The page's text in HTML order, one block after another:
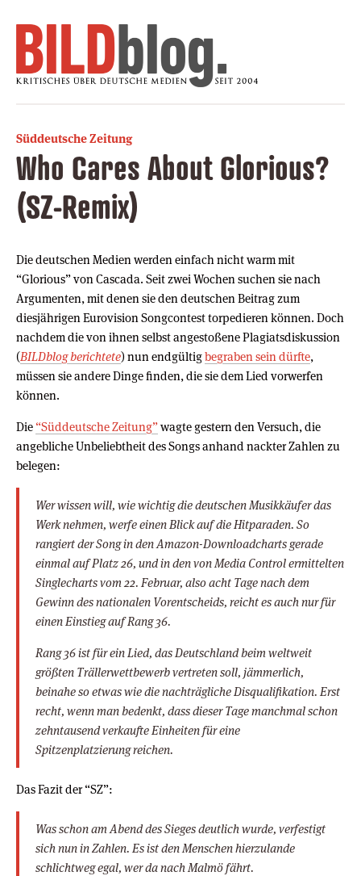
Süddeutsche Zeitung
Who Cares About Glorious?
(SZ-Remix)
Die deutschen Medien werden einfach nicht warm mit
“Glorious” von Cascada. Seit zwei Wochen suchen sie nach
Argumenten, mit denen sie den deutschen Beitrag zum
diesjährigen Eurovision Songcontest torpedieren können. Doch
nachdem die von ihnen selbst angestoßene Plagiatsdiskussion
(BILDblog berichtete) nun endgültigbegraben sein dürfte,
müssen sie andere Dinge finden, die sie dem Lied vorwerfen
können.
Die “Süddeutsche Zeitung”wagte gestern den Versuch, die
angebliche Unbeliebtheit des Songs anhand nackter Zahlen zu
belegen:
Wer wissen will, wie wichtig die deutschen Musikkäufer das
Werk nehmen, werfe einen Blick auf die Hitparaden. So
rangiert der Song in den Amazon-Downloadcharts gerade
einmal auf Platz 26, und in den von Media Control ermittelten
Singlecharts vom 22. Februar, also acht Tage nach dem
Gewinn des nationalen Vorentscheids, reicht es auch nur für
einen Einstieg auf Rang 36.
Rang 36 ist für ein Lied, das Deutschland beim weltweit
größten Trällerwettbewerb vertreten soll, jämmerlich,
beinahe so etwas wie die nachträgliche Disqualifikation. Erst
recht, wenn man bedenkt, dass dieser Tage manchmal schon
zehntausend verkaufte Einheiten für eine
Spitzenplatzierung reichen.
Das Fazit der “SZ”:
Was schon am Abend des Sieges deutlich wurde, verfestigt
sich nun in Zahlen. Es ist den Menschen hierzulande
schlichtweg egal, wer da nach Malmö fährt.